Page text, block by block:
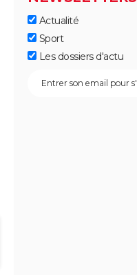
Actualité
Sport
Les dossiers d'actu